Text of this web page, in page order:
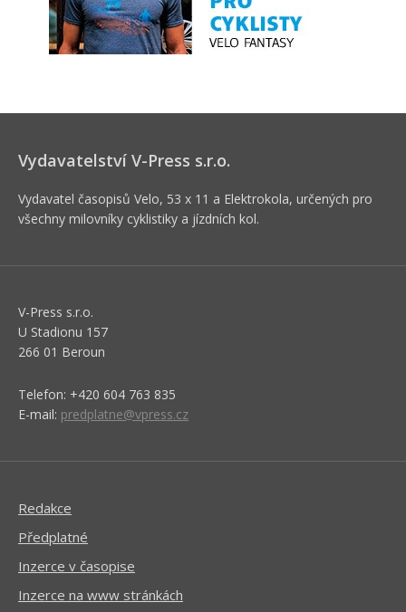
Vydavatelství V-Press s.r.o.
Vydavatel časopisů Velo, 53 x 11 a Elektrokola, určených pro
všechny milovníky cyklistiky a jízdních kol.
V-Press s.r.o.
U Stadionu 157
266 01 Beroun
Telefon: +420 604 763 835
E-mail: predplatne@vpress.cz
Redakce
Předplatné
Inzerce v časopise
Inzerce na www stránkách